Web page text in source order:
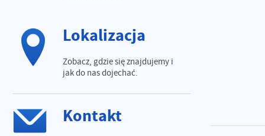
Lokalizacja
Zobacz, gdzie się znajdujemy i
jak do nas dojechać.
Kontakt